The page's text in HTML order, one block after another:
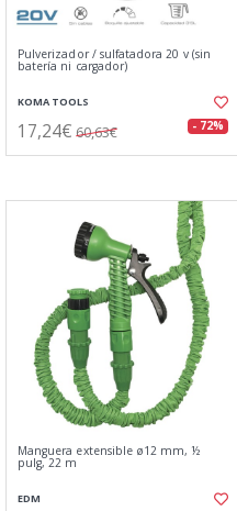
Pulverizador / sulfatadora 20 v (sin
batería ni cargador)
KOMA TOOLS
17,24€ 60,63€ - 72%
Manguera extensible ø12 mm, ½
pulg, 22 m
EDM